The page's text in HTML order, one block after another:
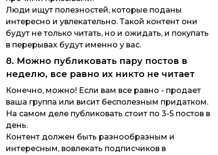
Люди ищут полезностей, которые поданы
интересно и увлекательно. Такой контент они
будут не только читать, но и ожидать, и покупать
в перерывах будут именно у вас.
8. Можно публиковать пару постов в
неделю, все равно их никто не читает
Конечно, можно! Если вам все равно - продает
ваша группа или висит бесполезным придатком.
На самом деле публиковать стоит по 3-5 постов в
день.
Контент должен быть разнообразным и
интересным, вовлекать подписчиков в